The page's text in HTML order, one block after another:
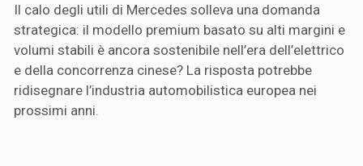
Il calo degli utili di Mercedes solleva una domanda
strategica: il modello premium basato su alti margini e
volumi stabili è ancora sostenibile nell’era dell’elettrico
e della concorrenza cinese? La risposta potrebbe
ridisegnare l’industria automobilistica europea nei
prossimi anni.